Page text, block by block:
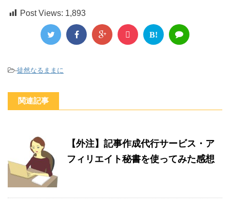
Post Views: 1,893
B!
-徒然なるままに
関連記事
【外注】記事作成代行サービス・ア
フィリエイト秘書を使ってみた感想